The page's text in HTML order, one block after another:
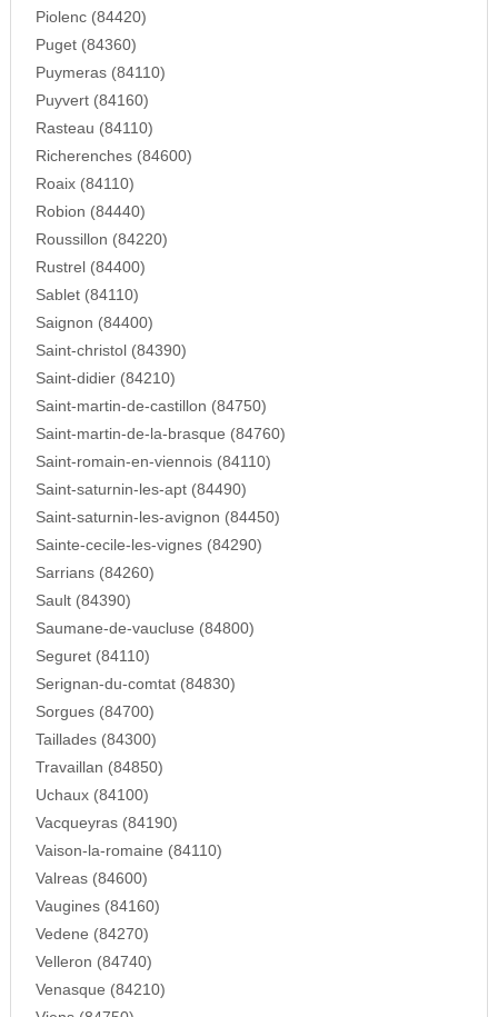
Piolenc (84420)
Puget (84360)
Puymeras (84110)
Puyvert (84160)
Rasteau (84110)
Richerenches (84600)
Roaix (84110)
Robion (84440)
Roussillon (84220)
Rustrel (84400)
Sablet (84110)
Saignon (84400)
Saint-christol (84390)
Saint-didier (84210)
Saint-martin-de-castillon (84750)
Saint-martin-de-la-brasque (84760)
Saint-romain-en-viennois (84110)
Saint-saturnin-les-apt (84490)
Saint-saturnin-les-avignon (84450)
Sainte-cecile-les-vignes (84290)
Sarrians (84260)
Sault (84390)
Saumane-de-vaucluse (84800)
Seguret (84110)
Serignan-du-comtat (84830)
Sorgues (84700)
Taillades (84300)
Travaillan (84850)
Uchaux (84100)
Vacqueyras (84190)
Vaison-la-romaine (84110)
Valreas (84600)
Vaugines (84160)
Vedene (84270)
Velleron (84740)
Venasque (84210)